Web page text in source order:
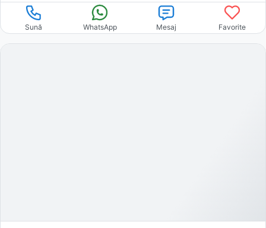
Sună WhatsApp Mesaj Favorite